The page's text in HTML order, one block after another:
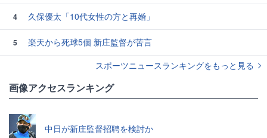
4 久保優太「10代女性の方と再婚」
5
楽天から死球5個 新庄監督が苦言
スポーツニュースランキングをもっと見る
画像アクセスランキング
中日が新庄監督招聘を検討か